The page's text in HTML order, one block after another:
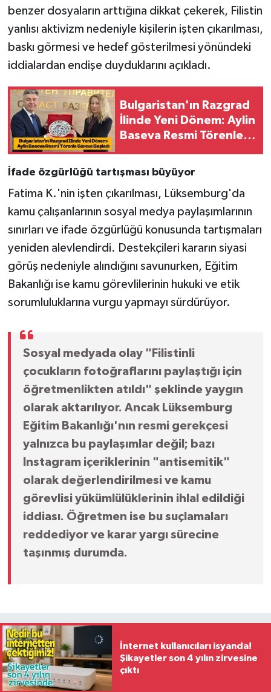
benzer dosyaların arttığına dikkat çekerek, Filistin
yanlısı aktivizm nedeniyle kişilerin işten çıkarılması,
baskı görmesi ve hedef gösterilmesi yönündeki
iddialardan endişe duyduklarını açıkladı.
Bulgaristan'ın Razgrad
İlinde Yeni Dönem: Aylin
Baseva Resmi Törenle
İfade özgürlüğü tartışması büyüyor
Fatima K.'nin işten çıkarılması, Lüksemburg'da
kamu çalışanlarının sosyal medya paylaşımlarının
sınırları ve ifade özgürlüğü konusunda tartışmaları
yeniden alevlendirdi. Destekçileri kararın siyasi
görüş nedeniyle alındığını savunurken, Eğitim
Bakanlığı ise kamu görevlilerinin hukuki ve etik
sorumluluklarına vurgu yapmayı sürdürüyor.
Sosyal medyada olay "Filistinli
çocukların fotoğraflarını paylaştığı için
öğretmenlikten atıldı" şeklinde yaygın
olarak aktarılıyor. Ancak Lüksemburg
Eğitim Bakanlığı'nın resmi gerekçesi
yalnızca bu paylaşımlar değil; bazı
Instagram içeriklerinin "antisemitik"
olarak değerlendirilmesi ve kamu
görevlisi yükümlülüklerinin ihlal edildiği
iddiası. Öğretmen ise bu suçlamaları
reddediyor ve karar yargı sürecine
taşınmış durumda.
İnternet kullanıcıları isyanda!
Şikayetler son 4 yılın zirvesine
çıktı